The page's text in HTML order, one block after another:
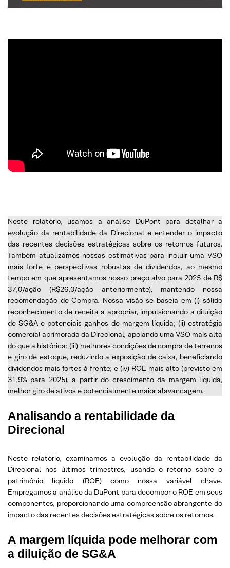
Neste relatório, usamos a análise DuPont para detalhar a
evolução da rentabilidade da Direcional e entender o impacto
das recentes decisões estratégicas sobre os retornos futuros.
Também atualizamos nossas estimativas para incluir uma VSO
mais forte e perspectivas robustas de dividendos, ao mesmo
tempo em que apresentamos nosso preço alvo para 2025 de R$
37,0/ação (R$26,0/ação anteriormente), mantendo nossa
recomendação de Compra. Nossa visão se baseia em (i) sólido
reconhecimento de receita a apropriar, impulsionando a diluição
de SG&A e potenciais ganhos de margem líquida; (ii) estratégia
comercial aprimorada da Direcional, apoiando uma VSO mais alta
do que a histórica; (iii) melhores condições de compra de terrenos
e giro de estoque, reduzindo a exposição de caixa, beneficiando
dividendos mais fortes à frente; e (iv) ROE mais alto (previsto em
31,9% para 2025), a partir do crescimento da margem líquida,
melhor giro de ativos e potencialmente maior alavancagem.
Analisando a rentabilidade da
Direcional
Neste relatório, examinamos a evolução da rentabilidade da
Direcional nos últimos trimestres, usando o retorno sobre o
patrimônio líquido (ROE) como nossa variável chave.
Empregamos a análise da DuPont para decompor o ROE em seus
componentes, proporcionando uma compreensão abrangente do
impacto das recentes decisões estratégicas sobre os retornos.
A margem líquida pode melhorar com
a diluição de SG&A